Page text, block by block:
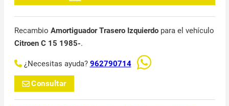
Recambio Amortiguador Trasero Izquierdopara el vehículo
Citroen C 15 1985-.
¿Necesitas ayuda? 962790714
Consultar